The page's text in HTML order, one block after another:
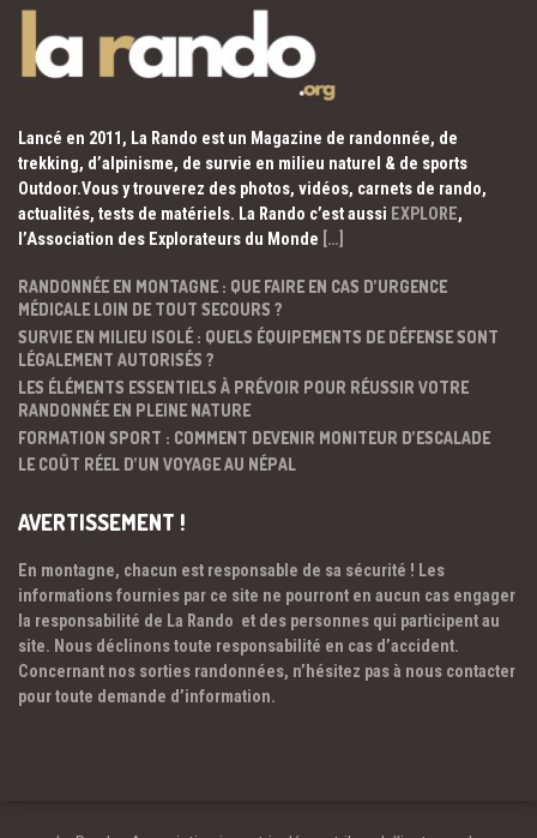
Lancé en 2011, La Rando est un Magazine de randonnée, de
trekking, d’alpinisme, de survie en milieu naturel & de sports
Outdoor.Vous y trouverez des photos, vidéos, carnets de rando,
actualités, tests de matériels. La Rando c’est aussi EXPLORE,
l’Association des Explorateurs du Monde […]
RANDONNÉE EN MONTAGNE : QUE FAIRE EN CAS D’URGENCE
MÉDICALE LOIN DE TOUT SECOURS ?
SURVIE EN MILIEU ISOLÉ : QUELS ÉQUIPEMENTS DE DÉFENSE SONT
LÉGALEMENT AUTORISÉS ?
LES ÉLÉMENTS ESSENTIELS À PRÉVOIR POUR RÉUSSIR VOTRE
RANDONNÉE EN PLEINE NATURE
FORMATION SPORT : COMMENT DEVENIR MONITEUR D’ESCALADE
LE COÛT RÉEL D’UN VOYAGE AU NÉPAL
AVERTISSEMENT !
En montagne, chacun est responsable de sa sécurité ! Les
informations fournies par ce site ne pourront en aucun cas engager
la responsabilité de La Rando et des personnes qui participent au
site. Nous déclinons toute responsabilité en cas d’accident.
Concernant nos sorties randonnées, n’hésitez pas à nous contacter
pour toute demande d’information.